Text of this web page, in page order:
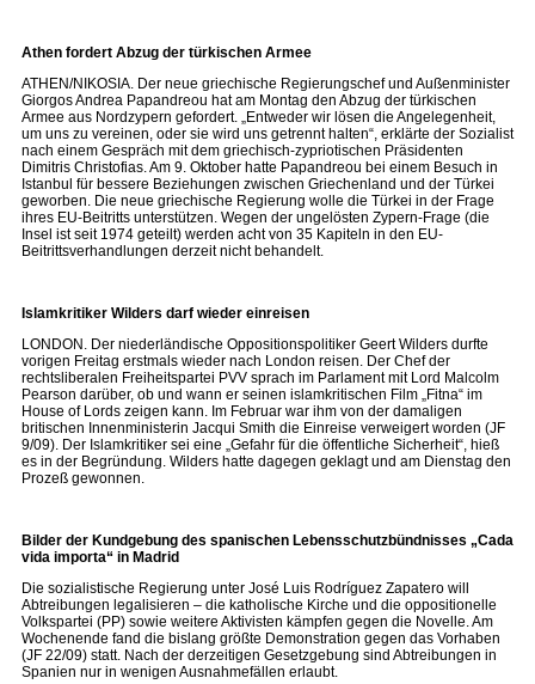
Athen fordert Abzug der türkischen Armee
ATHEN/NIKOSIA. Der neue griechische Regierungschef und Außenminister
Giorgos Andrea Papandreou hat am Montag den Abzug der türkischen
Armee aus Nordzypern gefordert. „Entweder wir lösen die Angelegenheit,
um uns zu vereinen, oder sie wird uns getrennt halten“, erklärte der Sozialist
nach einem Gespräch mit dem griechisch-zypriotischen Präsidenten
Dimitris Christofias. Am 9. Oktober hatte Papandreou bei einem Besuch in
Istanbul für bessere Beziehungen zwischen Griechenland und der Türkei
geworben. Die neue griechische Regierung wolle die Türkei in der Frage
ihres EU-Beitritts unterstützen. Wegen der ungelösten Zypern-Frage (die
Insel ist seit 1974 geteilt) werden acht von 35 Kapiteln in den EU-
Beitrittsverhandlungen derzeit nicht behandelt.
Islamkritiker Wilders darf wieder einreisen
LONDON. Der niederländische Oppositionspolitiker Geert Wilders durfte
vorigen Freitag erstmals wieder nach London reisen. Der Chef der
rechtsliberalen Freiheitspartei PVV sprach im Parlament mit Lord Malcolm
Pearson darüber, ob und wann er seinen islamkritischen Film „Fitna“ im
House of Lords zeigen kann. Im Februar war ihm von der damaligen
britischen Innenministerin Jacqui Smith die Einreise verweigert worden (JF
9/09). Der Islamkritiker sei eine „Gefahr für die öffentliche Sicherheit“, hieß
es in der Begründung. Wilders hatte dagegen geklagt und am Dienstag den
Prozeß gewonnen.
Bilder der Kundgebung des spanischen Lebensschutzbündnisses „Cada
vida importa“ in Madrid
Die sozialistische Regierung unter José Luis Rodríguez Zapatero will
Abtreibungen legalisieren – die katholische Kirche und die oppositionelle
Volkspartei (PP) sowie weitere Aktivisten kämpfen gegen die Novelle. Am
Wochenende fand die bislang größte Demonstration gegen das Vorhaben
(JF 22/09) statt. Nach der derzeitigen Gesetzgebung sind Abtreibungen in
Spanien nur in wenigen Ausnahmefällen erlaubt.